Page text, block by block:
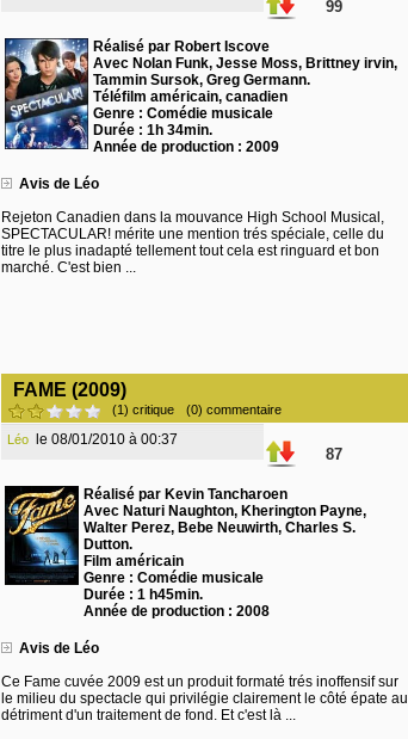
99
Réalisé par Robert Iscove
Avec Nolan Funk, Jesse Moss, Brittney irvin,
Tammin Sursok, Greg Germann.
Téléfilm américain, canadien
Genre : Comédie musicale
Durée : 1h 34min.
Année de production : 2009
Avis de Léo
Rejeton Canadien dans la mouvance High School Musical,
SPECTACULAR! mérite une mention trés spéciale, celle du
titre le plus inadapté tellement tout cela est ringuard et bon
marché. C'est bien ...
FAME (2009)
(1) critique (0) commentaire
Léo le 08/01/2010 à 00:37
87
Réalisé par Kevin Tancharoen
Avec Naturi Naughton, Kherington Payne,
Walter Perez, Bebe Neuwirth, Charles S.
Dutton.
Film américain
Genre : Comédie musicale
Durée : 1 h45min.
Année de production : 2008
Avis de Léo
Ce Fame cuvée 2009 est un produit formaté trés inoffensif sur
le milieu du spectacle qui privilégie clairement le côté épate au
détriment d'un traitement de fond. Et c'est là ...